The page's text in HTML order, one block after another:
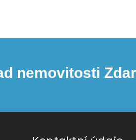
nemovitosti